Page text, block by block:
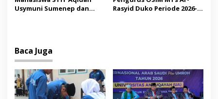
Budaya
Usymuni Sumenep dan
Rasyid Duko Periode 2026-
Baca Juga